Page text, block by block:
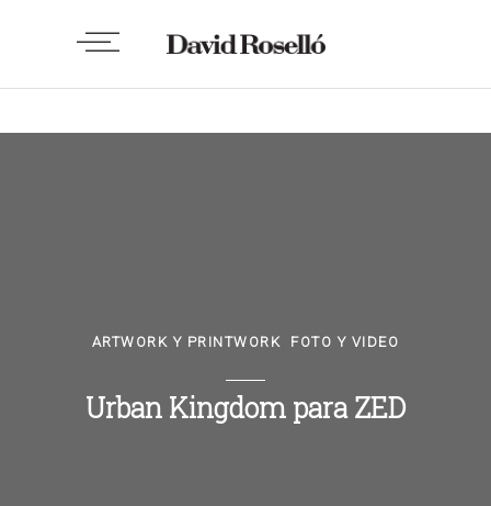
ARTWORK Y PRINTWORK FOTO Y VIDEO
Urban Kingdom para ZED